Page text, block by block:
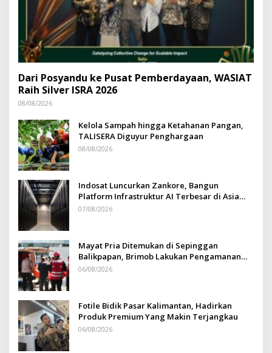
Dari Posyandu ke Pusat Pemberdayaan, WASIAT
Raih Silver ISRA 2026
08/08/2026
Kelola Sampah hingga Ketahanan Pangan,
TALISERA Diguyur Penghargaan
08/08/2026
Indosat Luncurkan Zankore, Bangun
Platform Infrastruktur AI Terbesar di Asia
Tenggara
07/08/2026
Mayat Pria Ditemukan di Sepinggan
Balikpapan, Brimob Lakukan Pengamanan
TKP
06/08/2026
Fotile Bidik Pasar Kalimantan, Hadirkan
Produk Premium Yang Makin Terjangkau
06/08/2026